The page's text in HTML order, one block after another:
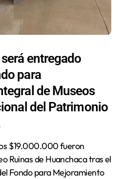
entregado
para
de Museos
del Patrimonio
Ruinas de Huanchaca tras el
Fondo para Mejoramiento